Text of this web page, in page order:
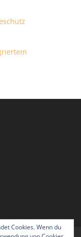
Cookies. Wenn du